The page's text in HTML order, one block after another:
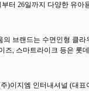
터 26일까지 다양한 유
브랜드는 수면인형 클
즈, 스마트라이크 등은 롯
)이지엠 인터내셔널 (대